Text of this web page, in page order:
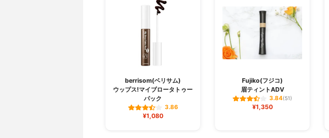
berrisom(ベリサム)
ウップス!マイブロータトゥー
パック
3.86
¥1,080
Fujiko(フジコ)
眉ティントADV
3.84(51)
¥1,350